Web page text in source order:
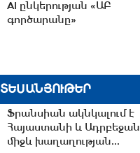
դրամից ավելի...
15:30 -Փաշինյան․ ՌԴ
սահմանափակումները
վնասում են ԵԱՏՄ-ի
AI ընկերության «ԱԲ
գործարանը»
ՏԵՍԱՆՅՈՒԹԵՐ
Ֆրանսիան ակնկալում է
Հայաստանի և
միջև խաղաղության...